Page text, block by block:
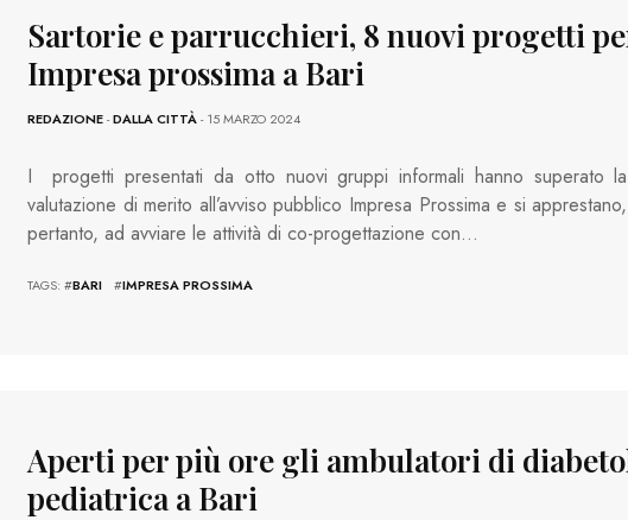
Sartorie e parrucchieri, 8 nuovi progetti
Impresa prossima a Bari
REDAZIONE-DALLA CITTÀ- 15 MARZO 2024
I progetti presentati da otto nuovi gruppi informali hanno superato la
valutazione di merito all’avviso pubblico Impresa Prossima e si apprestano,
pertanto, ad avviare le attività di co-progettazione con…
TAGS: #BARI #IMPRESA PROSSIMA
Aperti per più ore gli ambulatori di
pediatrica a Bari